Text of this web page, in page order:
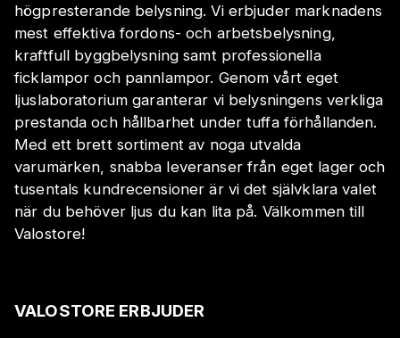
högpresterande belysning. Vi erbjuder marknadens
mest effektiva fordons- och arbetsbelysning,
kraftfull byggbelysning samt professionella
ficklampor och pannlampor. Genom vårt eget
ljuslaboratorium garanterar vi belysningens verkliga
prestanda och hållbarhet under tuffa förhållanden.
Med ett brett sortiment av noga utvalda
varumärken, snabba leveranser från eget lager och
tusentals kundrecensioner är vi det självklara valet
när du behöver ljus du kan lita på. Välkommen till
Valostore!
VALOSTORE ERBJUDER